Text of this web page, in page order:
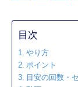
目次
やり方
ポイント
目安の回数・